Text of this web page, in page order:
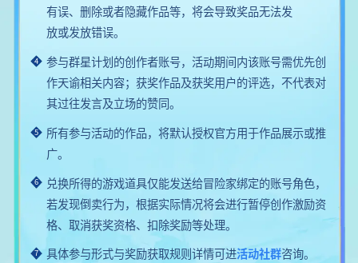
有误、删除或者隐藏作品等，将会导致奖品无法发
放或发放错误。
4
参与群星计划的创作者账号，活动期间内该账号需优先创
作天谕相关内容；获奖作品及获奖用户的评选，不代表对
其过往发言及立场的赞同。
5
所有参与活动的作品，将默认授权官方用于作品展示或推
广。
6
兑换所得的游戏道具仅能发送给冒险家绑定的账号角色，
若发现倒卖行为，根据实际情况将会进行暂停创作激励资
格、取消获奖资格、扣除奖励等处理。
7 具体参与形式与奖励获取规则详情可进活动社群咨询。